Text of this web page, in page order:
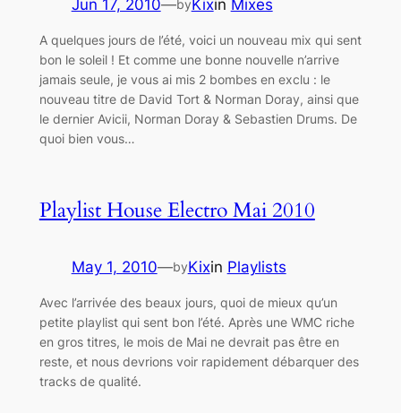
Jun 17, 2010—byKixin Mixes
A quelques jours de l’été, voici un nouveau mix qui sent
bon le soleil ! Et comme une bonne nouvelle n’arrive
jamais seule, je vous ai mis 2 bombes en exclu : le
nouveau titre de David Tort & Norman Doray, ainsi que
le dernier Avicii, Norman Doray & Sebastien Drums. De
quoi bien vous…
Playlist House Electro Mai 2010
May 1, 2010—byKixin Playlists
Avec l’arrivée des beaux jours, quoi de mieux qu’un
petite playlist qui sent bon l’été. Après une WMC riche
en gros titres, le mois de Mai ne devrait pas être en
reste, et nous devrions voir rapidement débarquer des
tracks de qualité.